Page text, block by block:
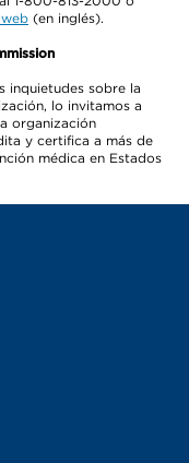
(en inglés).
inquietudes sobre la
lo invitamos a
organización
y certifica a más de
médica en Estados